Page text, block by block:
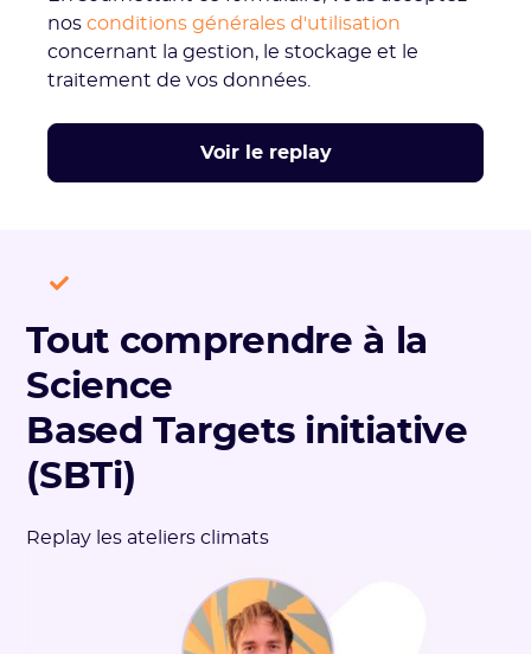
Tout comprendre à la
Science
Based Targets initiative
(SBTi)
Replay les ateliers climats
nos conditions générales d'utilisation
concernant la gestion, le stockage et le
traitement de vos données.